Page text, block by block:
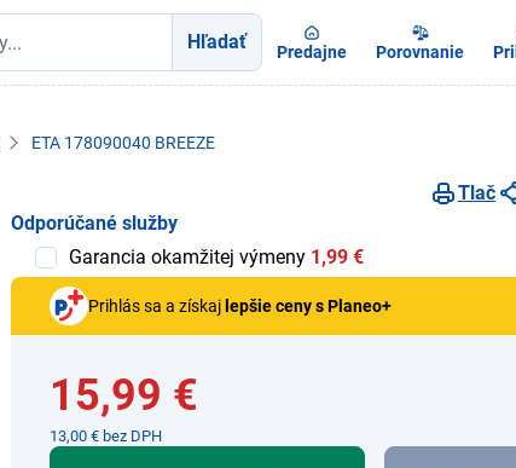
Hľadať Predajne Porovnanie
ETA 178090040 BREEZE
Tlač
Odporúčané služby
Garancia okamžitej výmeny 1,99 €
Prihlás sa a získaj lepšie ceny s Planeo+
15,99 €
13,00 € bez DPH